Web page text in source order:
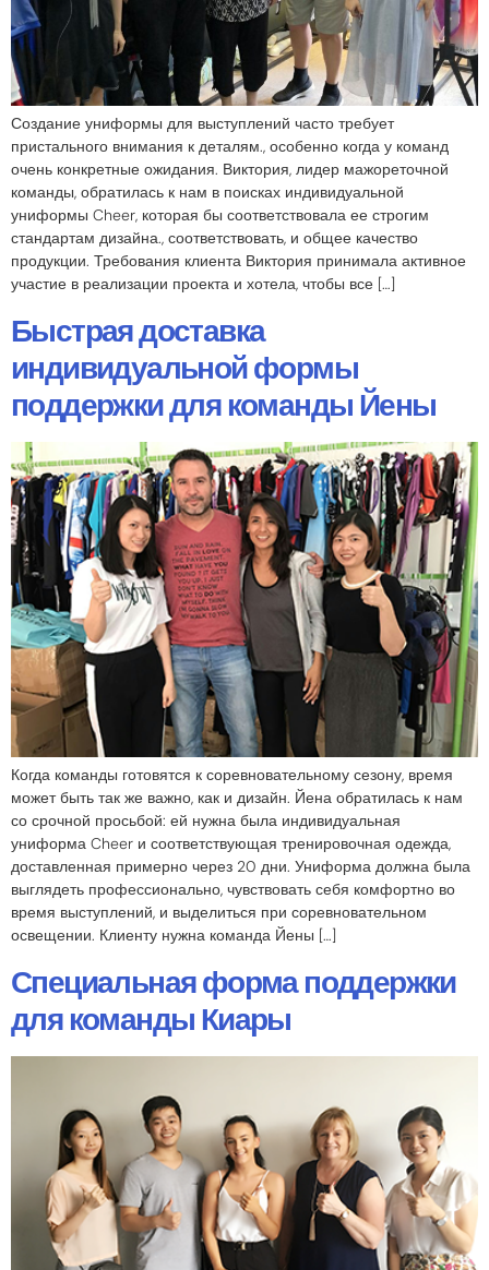
Создание униформы для выступлений часто требует
пристального внимания к деталям., особенно когда у команд
очень конкретные ожидания. Виктория, лидер мажореточной
команды, обратилась к нам в поисках индивидуальной
униформы Cheer, которая бы соответствовала ее строгим
стандартам дизайна., соответствовать, и общее качество
продукции. Требования клиента Виктория принимала активное
участие в реализации проекта и хотела, чтобы все […]
Быстрая доставка
индивидуальной формы
поддержки для команды Йены
Когда команды готовятся к соревновательному сезону, время
может быть так же важно, как и дизайн. Йена обратилась к нам
со срочной просьбой: ей нужна была индивидуальная
униформа Cheer и соответствующая тренировочная одежда,
доставленная примерно через 20 дни. Униформа должна была
выглядеть профессионально, чувствовать себя комфортно во
время выступлений, и выделиться при соревновательном
освещении. Клиенту нужна команда Йены […]
Специальная форма поддержки
для команды Киары